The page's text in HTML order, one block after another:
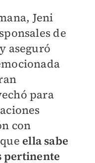
Jeni
de
aseguró
para
con
ella sabe
pertinente